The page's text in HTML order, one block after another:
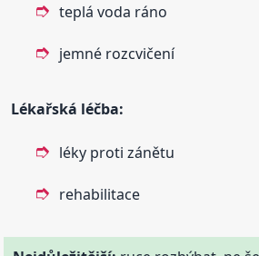
teplá voda ráno
jemné rozcvičení
Lékařská léčba:
léky proti zánětu
rehabilitace